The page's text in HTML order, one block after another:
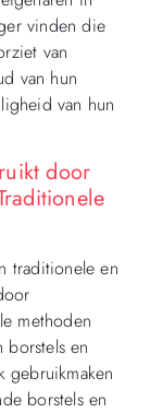
vinden die
van
van hun
van hun
door
traditionele en
methoden
borstels en
gebruikmaken
borstels en